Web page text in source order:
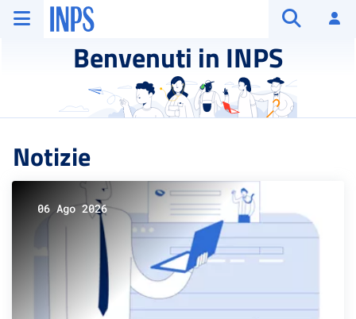
Vai al menu principale
Vai al contenuto principale
Vai al pie' di pagina
INPS ()
Benvenuti in INPS
Notizie
06 Ago 2026